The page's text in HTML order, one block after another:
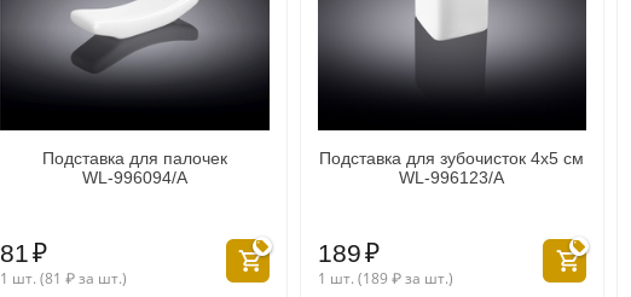
Подставка для палочек
WL‑996094/A
81₽
1 шт. (81 ₽за шт.)
Подставка для зубочисток 4x5 см
WL‑996123/A
189₽
1 шт. (189 ₽за шт.)